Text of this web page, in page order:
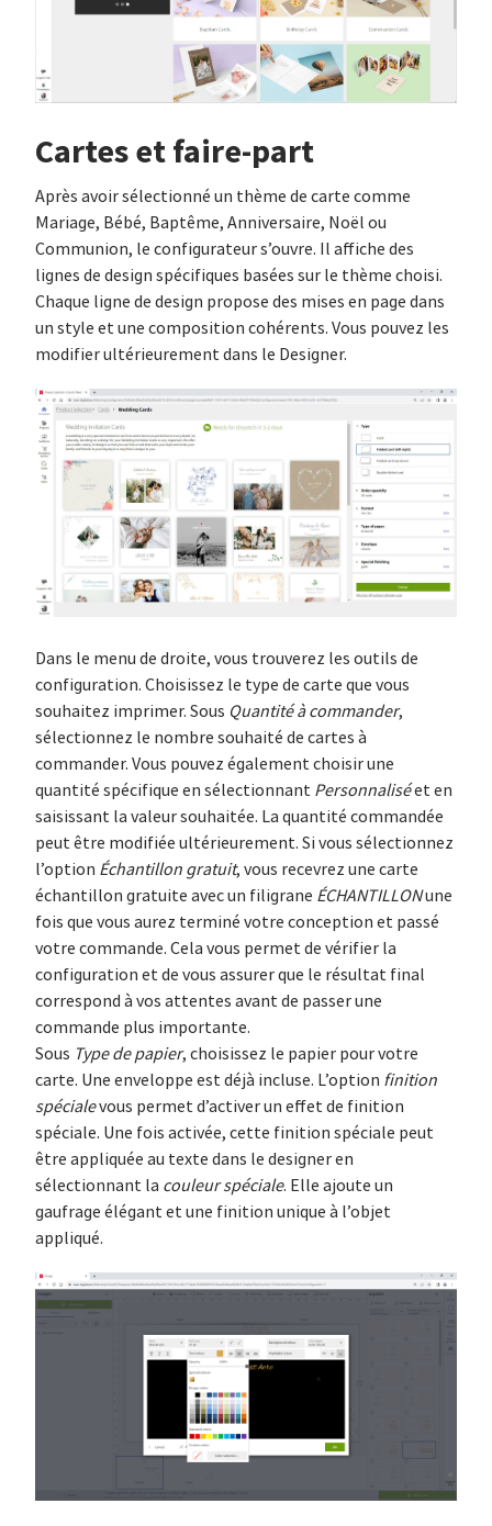
Cartes et faire-part
Après avoir sélectionné un thème de carte comme
Mariage, Bébé, Baptême, Anniversaire, Noël ou
Communion, le configurateur s’ouvre. Il affiche des
lignes de design spécifiques basées sur le thème choisi.
Chaque ligne de design propose des mises en page dans
un style et une composition cohérents. Vous pouvez les
modifier ultérieurement dans le Designer.
Dans le menu de droite, vous trouverez les outils de
configuration. Choisissez le type de carte que vous
souhaitez imprimer. Sous Quantité à commander,
sélectionnez le nombre souhaité de cartes à
commander. Vous pouvez également choisir une
quantité spécifique en sélectionnant Personnaliséet en
saisissant la valeur souhaitée. La quantité commandée
peut être modifiée ultérieurement. Si vous sélectionnez
l’option Échantillon gratuit, vous recevrez une carte
échantillon gratuite avec un filigrane ÉCHANTILLONune
fois que vous aurez terminé votre conception et passé
votre commande. Cela vous permet de vérifier la
configuration et de vous assurer que le résultat final
correspond à vos attentes avant de passer une
commande plus importante.
Sous Type de papier, choisissez le papier pour votre
carte. Une enveloppe est déjà incluse. L’option finition
spécialevous permet d’activer un effet de finition
spéciale. Une fois activée, cette finition spéciale peut
être appliquée au texte dans le designer en
sélectionnant la couleur spéciale. Elle ajoute un
gaufrage élégant et une finition unique à l’objet
appliqué.